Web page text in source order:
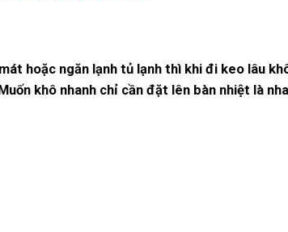
hoặc ngăn lạnh tủ lạnh thì khi đi keo lâu
khô nhanh chỉ cần đặt lên bàn nhiệt là